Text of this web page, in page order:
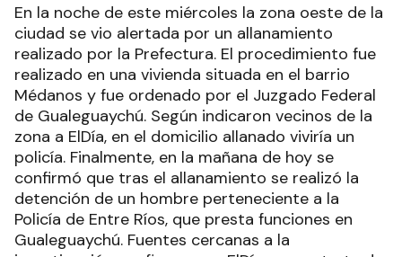
En la noche de este miércoles la zona oeste de la
ciudad se vio alertada por un allanamiento
realizado por la Prefectura. El procedimiento fue
realizado en una vivienda situada en el barrio
Médanos y fue ordenado por el Juzgado Federal
de Gualeguaychú. Según indicaron vecinos de la
zona a ElDía, en el domicilio allanado viviría un
policía. Finalmente, en la mañana de hoy se
confirmó que tras el allanamiento se realizó la
detención de un hombre perteneciente a la
Policía de Entre Ríos, que presta funciones en
Gualeguaychú. Fuentes cercanas a la